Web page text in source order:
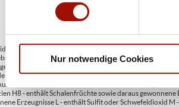
Nur notwendige Cookies
A1 - enthält glutenhaltiges Getreide / Weizen A2 -
und daraus gewonnene Erzeugnisse C - enthält
Erzeugnisse G - enthält Milch und daraus
H2 - enthält Schalenfrüchte sowie daraus
H5 - enthält Schalenfrüchte sowie daraus
H8 - enthält Schalenfrüchte sowie daraus
Erzeugnisse L - enthält Sulfit oder Schwefeldioxid